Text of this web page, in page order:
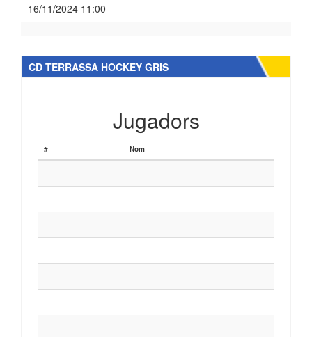
16/11/2024 11:00
CD TERRASSA HOCKEY GRIS
Jugadors
# Nom